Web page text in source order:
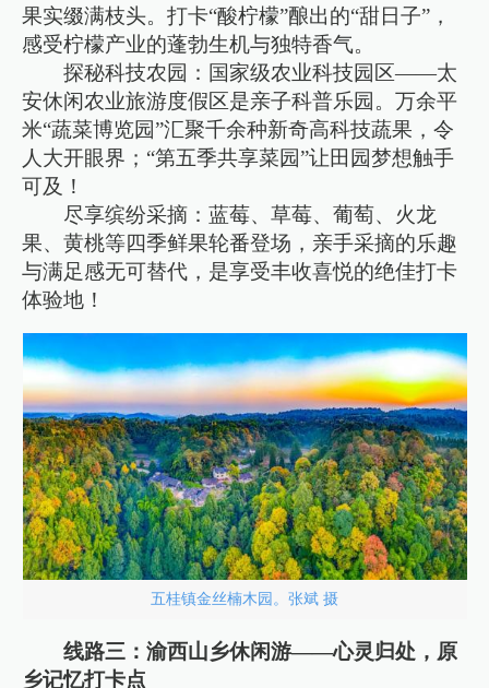
果实缀满枝头。打卡“酸柠檬”酿出的“甜日子”，
感受柠檬产业的蓬勃生机与独特香气。
探秘科技农园：国家级农业科技园区——太
安休闲农业旅游度假区是亲子科普乐园。万余平
米“蔬菜博览园”汇聚千余种新奇高科技蔬果，令
人大开眼界；“第五季共享菜园”让田园梦想触手
可及！
尽享缤纷采摘：蓝莓、草莓、葡萄、火龙
果、黄桃等四季鲜果轮番登场，亲手采摘的乐趣
与满足感无可替代，是享受丰收喜悦的绝佳打卡
体验地！
五桂镇金丝楠木园。张斌 摄
线路三：渝西山乡休闲游——心灵归处，原
乡记忆打卡点